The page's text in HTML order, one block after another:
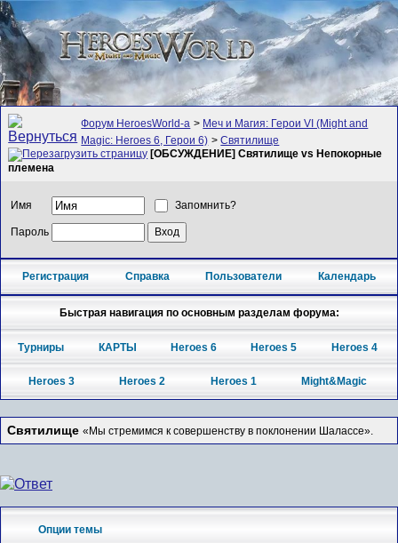
Форум HeroesWorld-а > Меч и Магия: Герои VI (Might and
Magic: Heroes 6, Герои 6) >Святилище
[ОБСУЖДЕНИЕ] Святилище vs Непокорные
племена
Имя Запомнить?
Пароль
Регистрация Справка Пользователи Календарь
Быстрая навигация по основным разделам форума:
Турниры КАРТЫ Heroes 6 Heroes 5 Heroes 4
Heroes 3 Heroes 2 Heroes 1 Might&Magic
Святилище «Мы стремимся к совершенству в поклонении Шалассе».
Опции темы